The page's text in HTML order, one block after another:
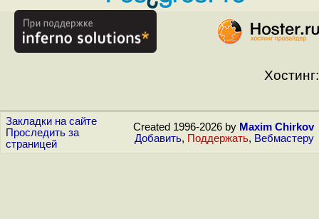
Хостинг:
Закладки на сайте
Проследить за
страницей
Created 1996-2026 by Maxim Chirkov
Добавить, Поддержать, Вебмастеру